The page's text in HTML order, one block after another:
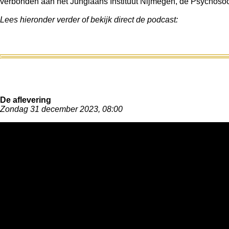
Lees hieronder verderof bekijk direct de podcast:
De aflevering
Zondag 31 december 2023, 08:00